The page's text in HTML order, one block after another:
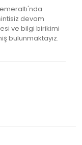
devam
ve bilgi birikimi
bulunmaktayız.